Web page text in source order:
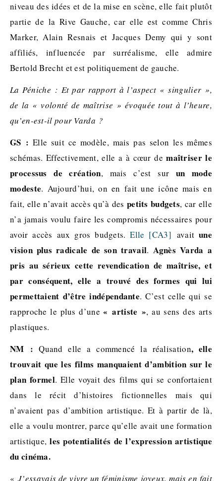
niveau des idées et de la mise en scène, elle fait plutôt
partie de la Rive Gauche, car elle est comme Chris
Marker, Alain Resnais et Jacques Demy qui y sont
affiliés, influencée par surréalisme, elle admire
Bertold Brecht et est politiquement de gauche.
La Péniche : Et par rapport à l’aspect « singulier »,
de la « volonté de maîtrise » évoquée tout à l’heure,
qu’en-est-il pour Varda ?
GS : Elle suit ce modèle, mais pas selon les mêmes
schémas. Effectivement, elle a à cœur demaîtriser le
processus de création, mais c’est sur un mode
modeste. Aujourd’hui, on en fait une icône mais en
fait, elle n’avait accès qu’à des petits budgets, car elle
n’a jamais voulu faire les compromis nécessaires pour
avoir accès aux gros budgets.Elle [CA3] avaitune
vision plus radicale de son travail. Agnès Varda a
pris au sérieux cette revendication de maîtrise, et
par conséquent, elle a trouvé des formes qui lui
permettaient d’être indépendante. C’est celle qui se
rapproche le plus d’une« artiste », au sens des arts
plastiques.
NM : Quand elle a commencé la réalisation, elle
trouvait que les films manquaient d’ambition sur le
plan formel. Elle voyait des films qui se confortaient
dans le récit d’histoires fictionnelles mais qui
n’avaient pas d’ambition artistique. Et à partir de là,
elle a voulu montrer, parce qu’elle avait une formation
artistique, les potentialités de l’expression artistique
du cinéma.
«J’essayais de vivre un féminisme joyeux, mais en fait